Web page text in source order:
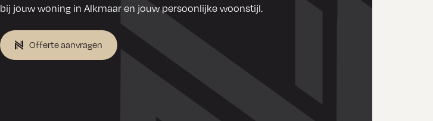
bij jouw woning in Alkmaar en jouw persoonlijke woonstijl.
Offerte aanvragen